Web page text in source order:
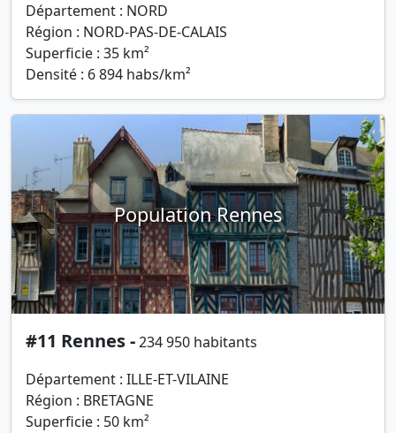
Département : NORD
Région : NORD-PAS-DE-CALAIS
Superficie : 35 km²
Densité : 6 894 habs/km²
Population Rennes
#11 Rennes -234 950 habitants
Département : ILLE-ET-VILAINE
Région : BRETAGNE
Superficie : 50 km²